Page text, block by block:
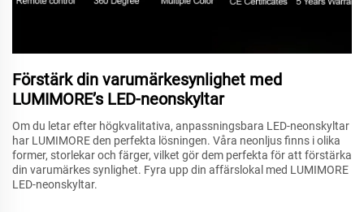
Förstärk din varumärkesynlighet med
LUMIMORE’s LED-neonskyltar
Om du letar efter högkvalitativa, anpassningsbara LED-neonskyltar
har LUMIMORE den perfekta lösningen. Våra neonljus finns i olika
former, storlekar och färger, vilket gör dem perfekta för att förstärka
din varumärkes synlighet. Fyra upp din affärslokal med LUMIMORE
LED-neonskyltar.